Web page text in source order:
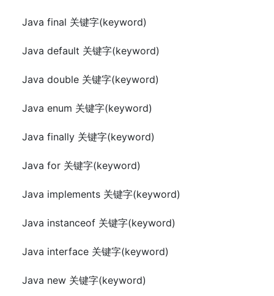
Java final 关键字(keyword)
Java default 关键字(keyword)
Java double 关键字(keyword)
Java enum 关键字(keyword)
Java finally 关键字(keyword)
Java for 关键字(keyword)
Java implements 关键字(keyword)
Java instanceof 关键字(keyword)
Java interface 关键字(keyword)
Java new 关键字(keyword)